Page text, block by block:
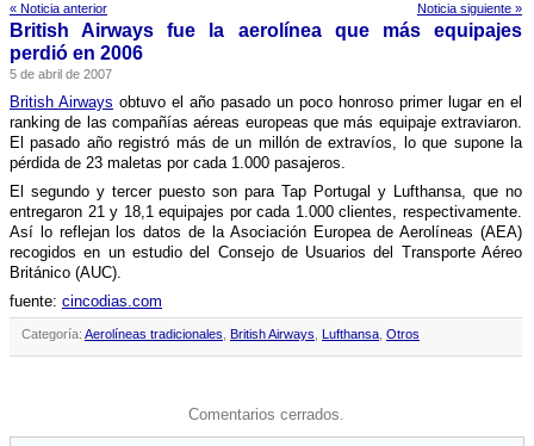
« Noticia anterior Noticia siguiente »
British Airways fue la aerolí­nea que más equipajes
perdió en 2006
5 de abril de 2007
British Airways obtuvo el año pasado un poco honroso primer lugar en el
ranking de las compañí­as aéreas europeas que más equipaje extraviaron.
El pasado año registró más de un millón de extraví­os, lo que supone la
pérdida de 23 maletas por cada 1.000 pasajeros.
El segundo y tercer puesto son para Tap Portugal y Lufthansa, que no
entregaron 21 y 18,1 equipajes por cada 1.000 clientes, respectivamente.
Así­ lo reflejan los datos de la Asociación Europea de Aerolí­neas (AEA)
recogidos en un estudio del Consejo de Usuarios del Transporte Aéreo
Británico (AUC).
fuente: cincodias.com
Categoría: Aerolíneas tradicionales British Airways Lufthansa Otros
Comentarios cerrados.